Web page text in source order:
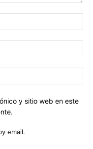
y sitio web en este
email.